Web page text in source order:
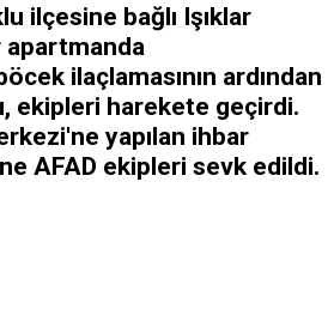
ilçesine bağlı Işıklar
ilaçlamasının ardından
ekipleri harekete geçirdi.
yapılan ihbar
AFAD ekipleri sevk edildi.